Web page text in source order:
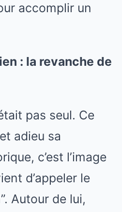
accomplir un
: la revanche de
pas seul. Ce
adieu sa
c’est l’image
d’appeler le
Autour de lui,